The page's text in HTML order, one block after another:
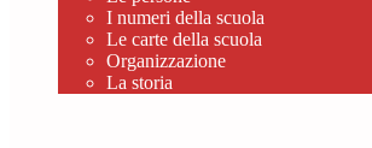
I numeri della scuola
Le carte della scuola
Organizzazione
La storia